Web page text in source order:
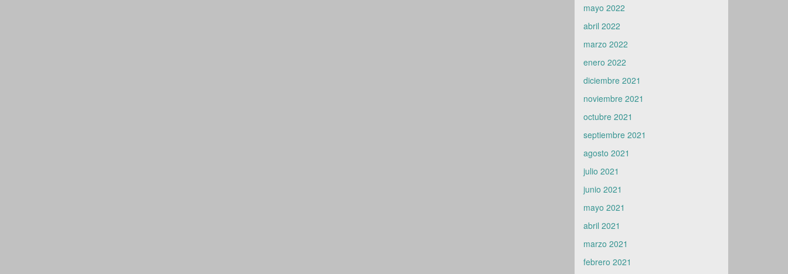
mayo 2022
abril 2022
marzo 2022
enero 2022
diciembre 2021
noviembre 2021
octubre 2021
septiembre 2021
agosto 2021
julio 2021
junio 2021
mayo 2021
abril 2021
marzo 2021
febrero 2021